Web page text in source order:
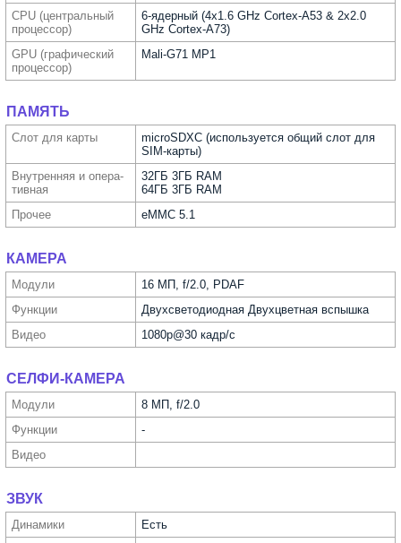
CPU (централь­ный
процес­сор)
6-ядерный (4x1.6 GHz Cortex-A53 & 2x2.0
GHz Cortex-A73)
GPU (графи­ческий
процес­сор)
Mali-G71 MP1
ПАМЯТЬ
Слот для карты
microSDXC (используется общий слот для
SIM-карты)
Внутрен­няя и опера­
тивная
32ГБ 3ГБ RAM
64ГБ 3ГБ RAM
Прочее
eMMC 5.1
КАМЕРА
Модули
16 МП, f/2.0, PDAF
Функ­ции
Двух­светодиодная Двухцветная вспышка
Видео
1080p@30 кадр/с
СЕЛФИ-КАМЕРА
Модули
8 МП, f/2.0
Функ­ции
-
Видео
ЗВУК
Динамики Есть